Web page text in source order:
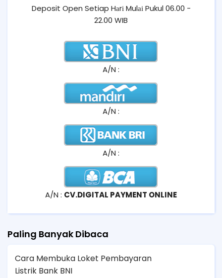
Deposit Open Setiap Hаrі Mulаі Pukul 06.00 -
22.00 WIB
A/N :
A/N :
A/N :
A/N : CV.DIGITAL PAYMENT ONLINE
Paling Banyak Dibaca
Cara Membuka Loket Pembayaran
Listrik Bank BNI